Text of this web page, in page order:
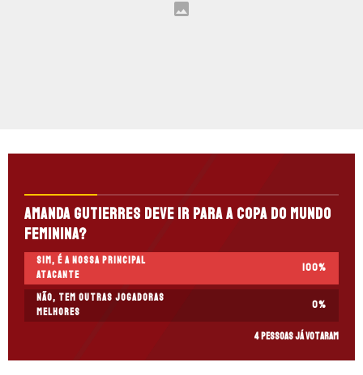
Amanda Gutierres deve ir para a Copa do Mundo
Feminina?
Sim, é a nossa principal
atacante
100%
Não, tem outras jogadoras
melhores
0%
4 pessoas já votaram